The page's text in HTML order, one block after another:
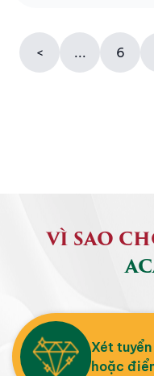
< ... 6
VÌ SAO
Xét
hoặc